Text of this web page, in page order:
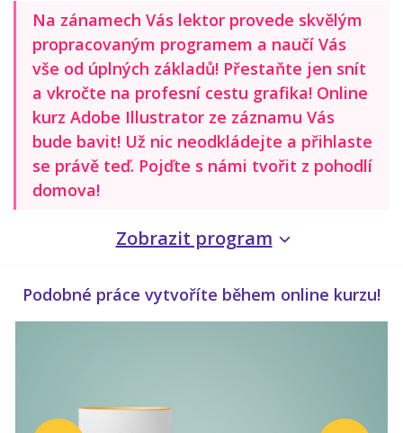
Na zánamech Vás lektor provede skvělým
propracovaným programem a naučí Vás
vše od úplných základů! Přestaňte jen snít
a vkročte na profesní cestu grafika! Online
kurz Adobe Illustrator ze záznamu Vás
bude bavit! Už nic neodkládejte a přihlaste
se právě teď. Pojďte s námi tvořit z pohodlí
domova!
Zobrazit program
Podobné práce vytvoříte během online kurzu!